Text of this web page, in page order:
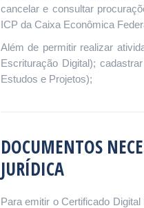
cancelar e consultar
ICP da Caixa Econômica
Além de permitir realizar
Escrituração Digital);
Estudos e Projetos);
DOCUMENTOS
JURÍDICA
Para emitir o Certificado